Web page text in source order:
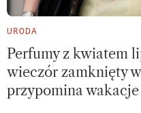
URODA
Perfumy z kwiatem
wieczór zamknięty
przypomina